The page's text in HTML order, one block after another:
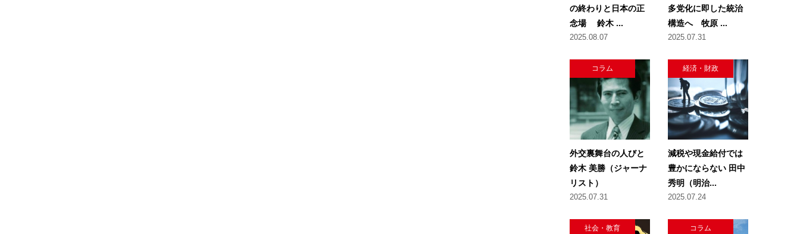
の終わりと日本の正
念場 鈴木 ...
2025.08.07
多党化に即した統治
構造へ 牧原 ...
2025.07.31
コラム
外交裏舞台の人びと
鈴木 美勝（ジャーナ
リスト）
2025.07.31
経済・財政
減税や現金給付では
豊かにならない 田中
秀明（明治...
2025.07.24
社会・教育 コラム